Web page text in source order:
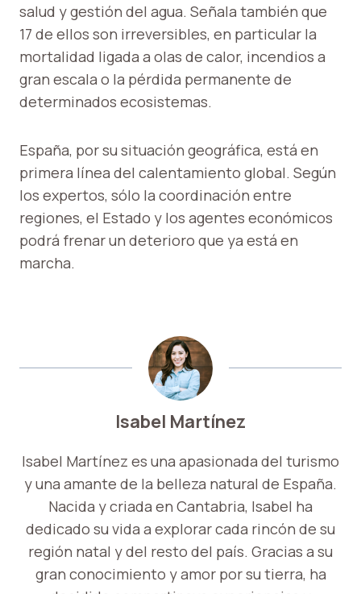
salud y gestión del agua. Señala también que
17 de ellos son irreversibles, en particular la
mortalidad ligada a olas de calor, incendios a
gran escala o la pérdida permanente de
determinados ecosistemas.
España, por su situación geográfica, está en
primera línea del calentamiento global. Según
los expertos, sólo la coordinación entre
regiones, el Estado y los agentes económicos
podrá frenar un deterioro que ya está en
marcha.
Isabel Martínez
Isabel Martínez es una apasionada del turismo
y una amante de la belleza natural de España.
Nacida y criada en Cantabria, Isabel ha
dedicado su vida a explorar cada rincón de su
región natal y del resto del país. Gracias a su
gran conocimiento y amor por su tierra, ha